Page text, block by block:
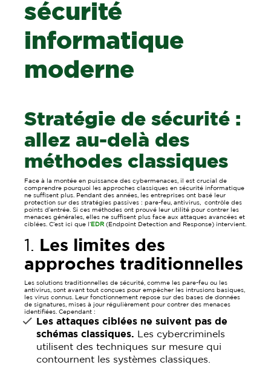
sécurité
informatique
moderne
Stratégie de sécurité :
allez au-delà des
méthodes classiques
Face à la montée en puissance des cybermenaces, il est crucial de
comprendre pourquoi les approches classiques en sécurité informatique
ne suffisent plus. Pendant des années, les entreprises ont basé leur
protection sur des stratégies passives : pare-feu, antivirus, contrôle des
points d’entrée. Si ces méthodes ont prouvé leur utilité pour contrer les
menaces générales, elles ne suffisent plus face aux attaques avancées et
ciblées. C’est ici que l’ EDR (Endpoint Detection and Response) intervient.
1. Les limites des
approches traditionnelles
Les solutions traditionnelles de sécurité, comme les pare-feu ou les
antivirus, sont avant tout conçues pour empêcher les intrusions basiques,
les virus connus. Leur fonctionnement repose sur des bases de données
de signatures, mises à jour régulièrement pour contrer des menaces
identifiées. Cependant :
Les attaques ciblées ne suivent pas de
schémas classiques. Les cybercriminels
utilisent des techniques sur mesure qui
contournent les systèmes classiques.